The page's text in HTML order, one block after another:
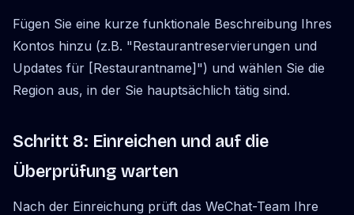
Fügen Sie eine kurze funktionale Beschreibung Ihres
Kontos hinzu (z.B. "Restaurantreservierungen und
Updates für [Restaurantname]") und wählen Sie die
Region aus, in der Sie hauptsächlich tätig sind.
Schritt 8: Einreichen und auf die
Überprüfung warten
Nach der Einreichung prüft das WeChat-Team Ihre